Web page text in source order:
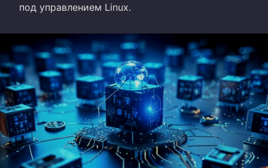
под управлением Linux.